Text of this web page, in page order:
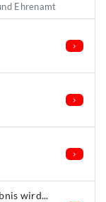
Ehrenamt
wird...